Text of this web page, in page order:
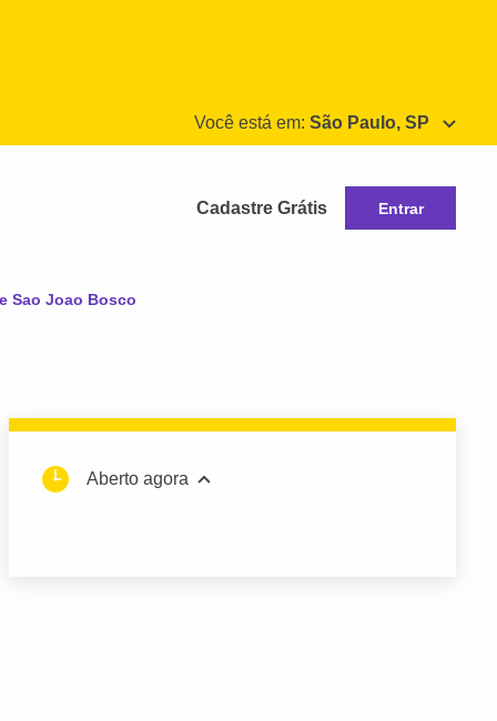
Você está em: São Paulo, SP
Cadastre Grátis Entrar
Sao Joao Bosco
Aberto agora